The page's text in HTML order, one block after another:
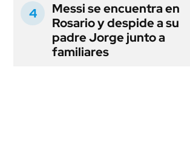
Messi se encuentra en
Rosario y despide a su
padre Jorge junto a
familiares